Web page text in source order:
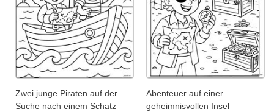
Zwei junge Piraten auf der
Suche nach einem Schatz
Abenteuer auf einer
geheimnisvollen Insel